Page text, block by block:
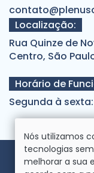
Localização:
Rua Quinze de
Centro, São
Horário de
Segunda à
Direitos
Nós utilizamos
tecnologias
melhorar a sua